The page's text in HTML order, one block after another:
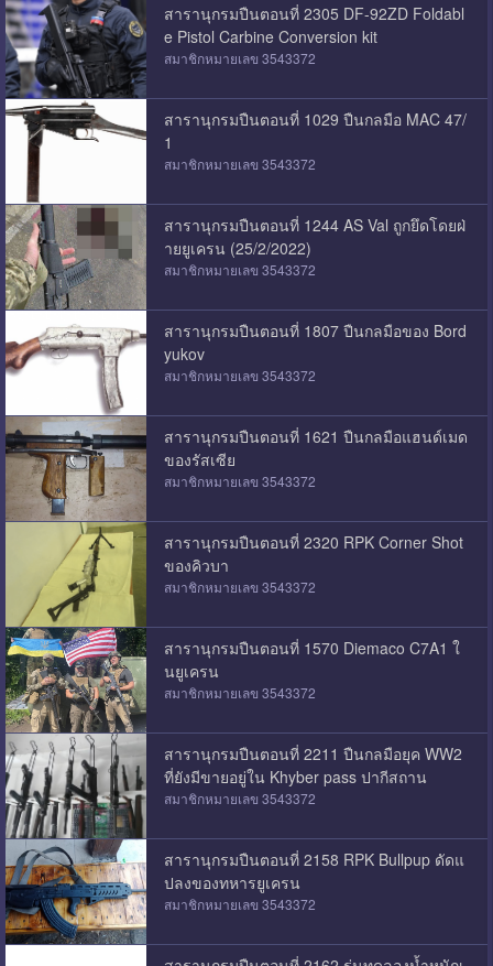
สารานุกรมปืนตอนที่ 2305 DF-92ZD Foldabl
e Pistol Carbine Conversion kit
สมาชิกหมายเลข 3543372
สารานุกรมปืนตอนที่ 1029 ปืนกลมือ MAC 47/
1
สมาชิกหมายเลข 3543372
สารานุกรมปืนตอนที่ 1244 AS Val ถูกยึดโดยฝ่
ายยูเครน (25/2/2022)
สมาชิกหมายเลข 3543372
สารานุกรมปืนตอนที่ 1807 ปืนกลมือของ Bord
yukov
สมาชิกหมายเลข 3543372
สารานุกรมปืนตอนที่ 1621 ปืนกลมือแฮนด์เมด
ของรัสเซีย
สมาชิกหมายเลข 3543372
สารานุกรมปืนตอนที่ 2320 RPK Corner Shot
ของคิวบา
สมาชิกหมายเลข 3543372
สารานุกรมปืนตอนที่ 1570 Diemaco C7A1 ใ
นยูเครน
สมาชิกหมายเลข 3543372
สารานุกรมปืนตอนที่ 2211 ปืนกลมือยุค WW2
ที่ยังมีขายอยู่ใน Khyber pass ปากีสถาน
สมาชิกหมายเลข 3543372
สารานุกรมปืนตอนที่ 2158 RPK Bullpup ดัดแ
ปลงของทหารยูเครน
สมาชิกหมายเลข 3543372